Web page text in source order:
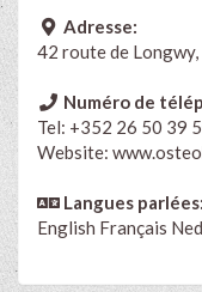
Adresse:
42 route de
Numéro de
Tel: +352 26 50 39
Website:
Langues parlées:
English Français